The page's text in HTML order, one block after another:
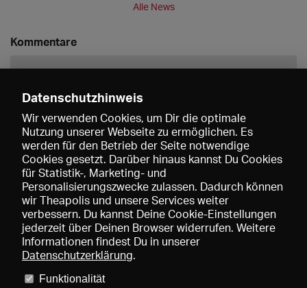
Alle News
Kommentare
Speichern
Datenschutzhinweis
Wir verwenden Cookies, um Dir die optimale
Nutzung unserer Webseite zu ermöglichen. Es
werden für den Betrieb der Seite notwendige
Cookies gesetzt. Darüber hinaus kannst Du Cookies
für Statistik-, Marketing- und
Personalisierungszwecke zulassen. Dadurch können
wir Theapolis und unsere Services weiter
verbessern. Du kannst Deine Cookie-Einstellungen
jederzeit über Deinen Browser widerrufen. Weitere
Informationen findest Du in unserer
Datenschutzerklärung.
Funktionalität